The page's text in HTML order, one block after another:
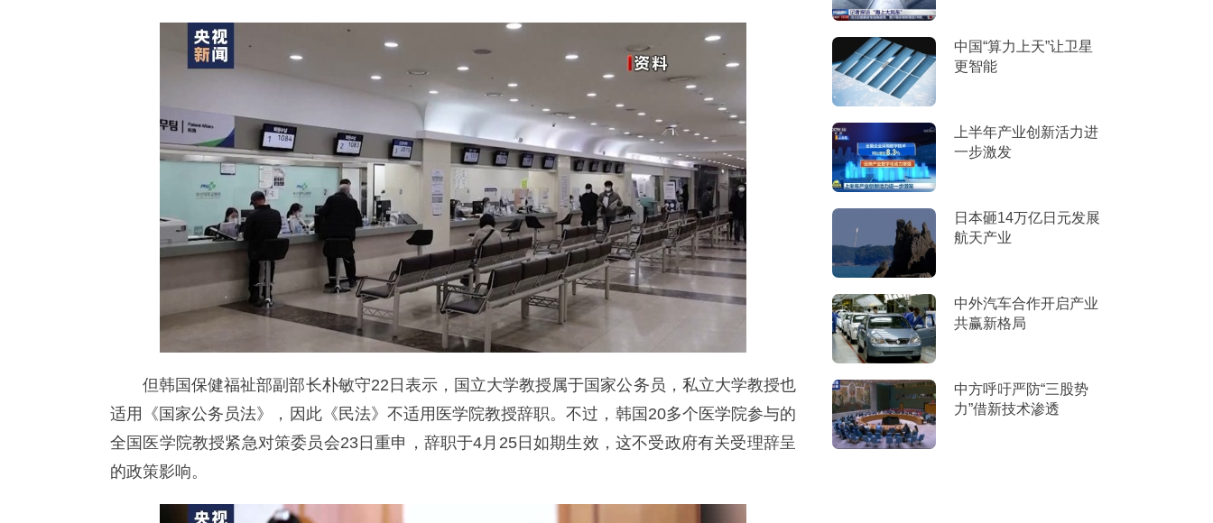
但韩国保健福祉部副部长朴敏守22日表示，国立大学教授属于国家公务员，私立大学教授也
适用《国家公务员法》，因此《民法》不适用医学院教授辞职。不过，韩国20多个医学院参与的
全国医学院教授紧急对策委员会23日重申，辞职于4月25日如期生效，这不受政府有关受理辞呈
的政策影响。
中国“算力上天”让卫星
更智能
上半年产业创新活力进
一步激发
日本砸14万亿日元发展
航天产业
中外汽车合作开启产业
共赢新格局
中方呼吁严防“三股势
力”借新技术渗透